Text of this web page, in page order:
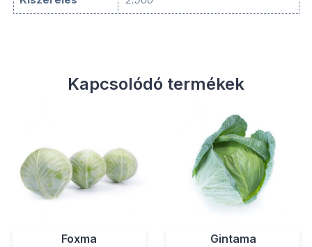
Kapcsolódó termékek
Foxma Gintama